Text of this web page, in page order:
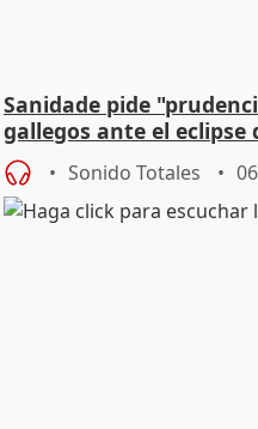
Sanidade pide
gallegos ante el eclipse
Sonido Totales